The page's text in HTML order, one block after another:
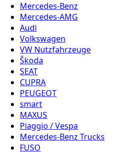
Mercedes-Benz
Mercedes-AMG
Audi
Volkswagen
VW Nutzfahrzeuge
Škoda
SEAT
CUPRA
PEUGEOT
smart
MAXUS
Piaggio / Vespa
Mercedes-Benz Trucks
FUSO